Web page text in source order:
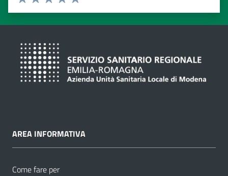
Valuta 5 stelle su 5
Valuta 4 stelle su 5
Valuta 3 stelle su 5
Valuta 2 stelle su 5
Valuta 1 stelle su 5
AREA INFORMATIVA
Come fare per